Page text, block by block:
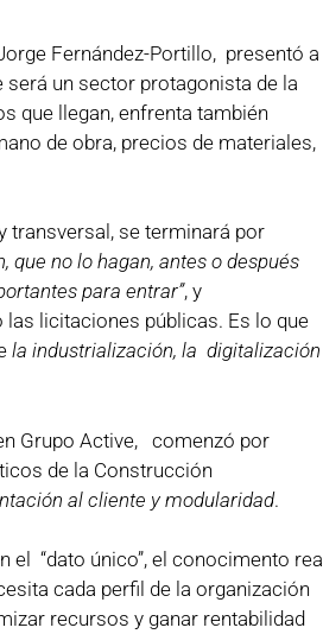
Fernández-Portillo, presentó a
un sector protagonista de la
que llegan, enfrenta también
de obra, precios de materiales,
transversal, se terminará por
que no lo hagan, antes o después
para entrar”, y
las licitaciones públicas. Es lo que
la industrialización, la digitalización
Grupo Active, comenzó por
de la Construcción
al cliente y modularidad.
“dato único”, el conocimento real
cada perfil de la organización
recursos y ganar rentabilidad